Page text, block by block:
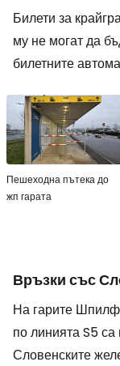
Билети за
му не могат да
билетните
Пешеходна пътека до
жп гарата
Връзки със
На гарите
по линията S5
Словенските